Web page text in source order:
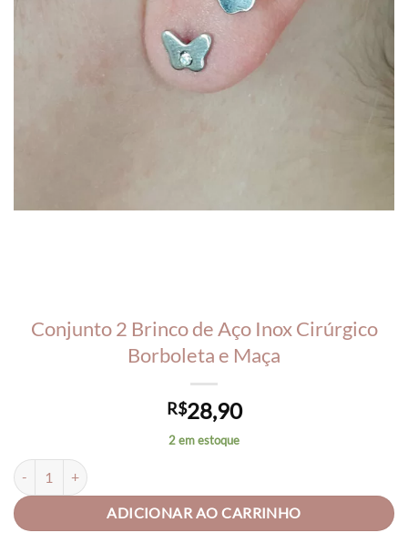
Conjunto 2 Brinco de Aço Inox Cirúrgico
Borboleta e Maça
R$28,90
2 em estoque
Conjunto 2 Brinco de Aço Inox Cirúrgico Borboleta e Maça
ADICIONAR AO CARRINHO